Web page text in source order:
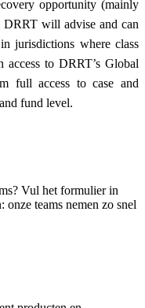
opportunity (mainly
DRRT will advise and can
jurisdictions where class
access to DRRT’s Global
full access to case and
fund level.
Vul het formulier in
teams nemen zo snel